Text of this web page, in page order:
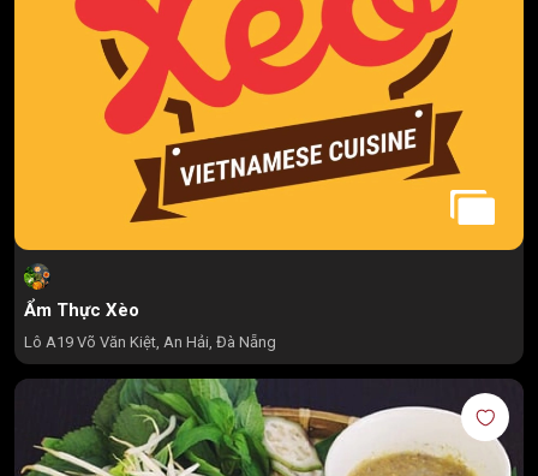
Ẩm Thực Xèo
Lô A19 Võ Văn Kiệt, An Hải, Đà Nẵng